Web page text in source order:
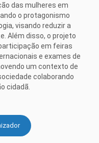
das mulheres em
o protagonismo
visando reduzir a
Além disso, o projeto
em feiras
e exames de
um contexto de
colaborando
cidadã.